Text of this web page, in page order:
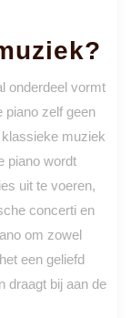
onderdeel vormt
piano zelf geen
muziek
piano wordt
uit te voeren,
concerti en
om zowel
een geliefd
draagt bij aan de